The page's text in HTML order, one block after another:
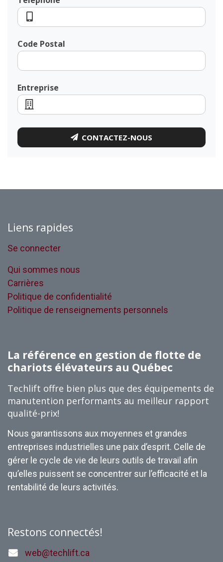
Code Postal
Entreprise
CONTACTEZ-NOUS
Liens rapides
Se connecter
Qui sommes nous
Carrières
Politique de confidentialité
Politique de renseignements personnels
La référence en gestion de flotte de
chariots élévateurs au Québec
Techlift offre bien plus que des équipements de
manutention performants au meilleur rapport
qualité-prix!
Nous garantissons aux moyennes et grandes
entreprises industrielles une paix d’esprit. Celle de
gérer le cycle de vie de leurs outils de travail afin
qu’elles puissent se concentrer sur l’efficacité et la
rentabilité de leurs activités.
Restons connectés!
web@techlift.ca